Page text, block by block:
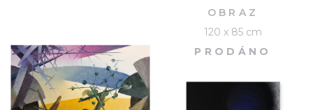
OBRAZ
120 x 85 cm
PRODÁNO